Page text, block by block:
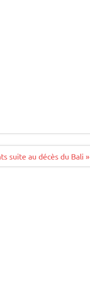
suite au décès du Bali »